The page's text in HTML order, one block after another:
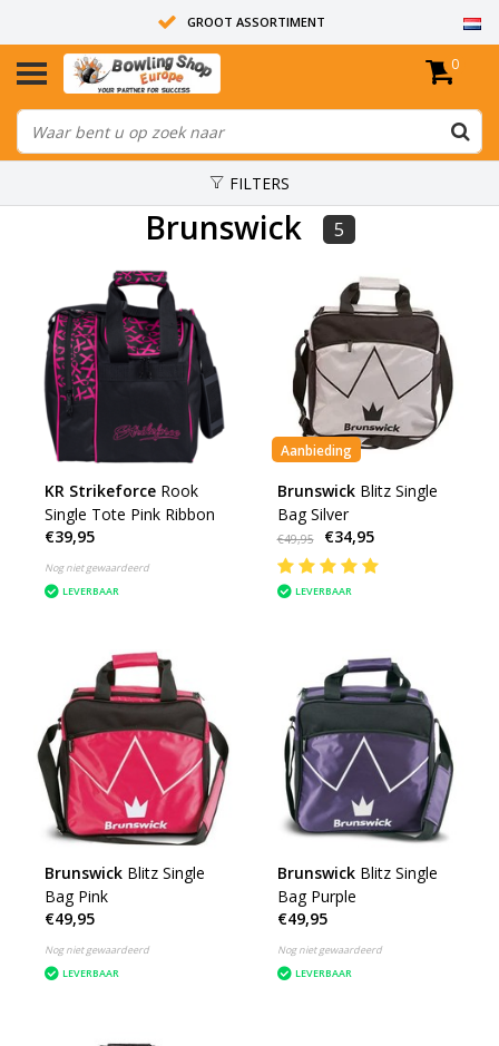
GROOT ASSORTIMENT
14 DAGEN RETOUR RECHT
ALLE BOWLINGBALLEN ZIJN ONGEBOORD
0
FILTERS
Brunswick 5
KR Strikeforce Rook
Single Tote Pink Ribbon
€39,95
Nog niet gewaardeerd
LEVERBAAR
Aanbieding
Brunswick Blitz Single
Bag Silver
€49,95 €34,95
LEVERBAAR
Brunswick Blitz Single
Bag Pink
€49,95
Nog niet gewaardeerd
LEVERBAAR
Brunswick Blitz Single
Bag Purple
€49,95
Nog niet gewaardeerd
LEVERBAAR